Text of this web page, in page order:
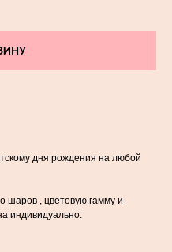
дня рождения на любой
шаров , цветовую гамму и
индивидуально.